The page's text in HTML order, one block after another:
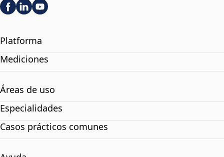
Platforma
Mediciones
Áreas de uso
Especialidades
Casos prácticos comunes